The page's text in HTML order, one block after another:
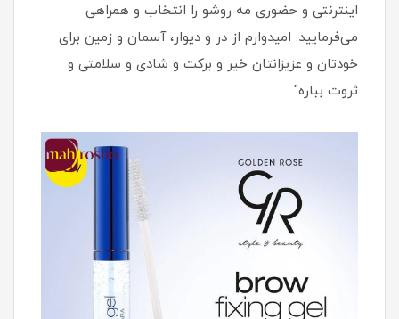
اینترنتی و حضوری مه روشو را انتخاب و همراهی
می‌فرمایید. امیدوارم از در و دیوار، آسمان و زمین برای
خودتان و عزیزانتان خیر و برکت و شادی و سلامتی و
ثروت بباره"